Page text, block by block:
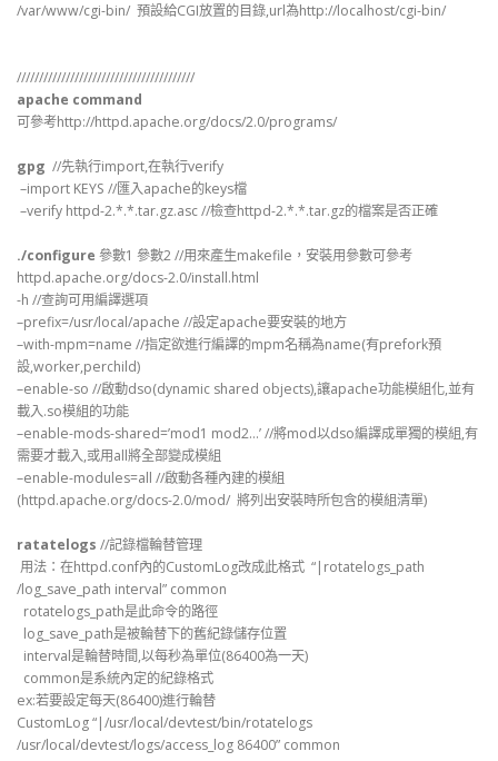
/var/www/cgi-bin/ 預設給CGI放置的目錄,url為http://localhost/cgi-bin/
////////////////////////////////////////
apache command
可參考http://httpd.apache.org/docs/2.0/programs/
gpg //先執行import,在執行verify
–import KEYS //匯入apache的keys檔
–verify httpd-2.*.*.tar.gz.asc //檢查httpd-2.*.*.tar.gz的檔案是否正確
./configure 參數1 參數2 //用來產生makefile，安裝用參數可參考
httpd.apache.org/docs-2.0/install.html
-h //查詢可用編譯選項
–prefix=/usr/local/apache //設定apache要安裝的地方
–with-mpm=name //指定欲進行編譯的mpm名稱為name(有prefork預
設,worker,perchild)
–enable-so //啟動dso(dynamic shared objects),讓apache功能模組化,並有
載入.so模組的功能
–enable-mods-shared=’mod1 mod2…’ //將mod以dso編譯成單獨的模組,有
需要才載入,或用all將全部變成模組
–enable-modules=all //啟動各種內建的模組
(httpd.apache.org/docs-2.0/mod/ 將列出安裝時所包含的模組清單)
ratatelogs //記錄檔輪替管理
用法：在httpd.conf內的CustomLog改成此格式 “|rotatelogs_path
/log_save_path interval” common
rotatelogs_path是此命令的路徑
log_save_path是被輪替下的舊紀錄儲存位置
interval是輪替時間,以每秒為單位(86400為一天)
common是系統內定的紀錄格式
ex:若要設定每天(86400)進行輪替
CustomLog “|/usr/local/devtest/bin/rotatelogs
/usr/local/devtest/logs/access_log 86400” common